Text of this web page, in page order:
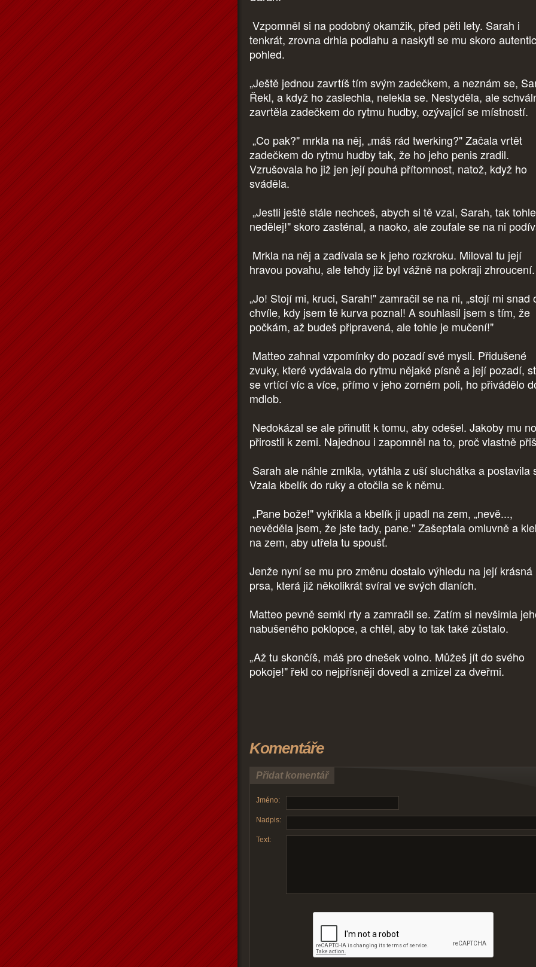
Vzpomněl si na podobný okamžik, před pěti lety. Sarah i
tenkrát, zrovna drhla podlahu a naskytl se mu skoro
pohled.
„Ještě jednou zavrtíš tím svým zadečkem, a neznám se,
Řekl, a když ho zaslechla, nelekla se. Nestyděla, ale
zavrtěla zadečkem do rytmu hudby, ozývající se místností.
„Co pak?" mrkla na něj, „máš rád twerking?" Začala vrtět
zadečkem do rytmu hudby tak, že ho jeho penis zradil.
Vzrušovala ho již jen její pouhá přítomnost, natož, když ho
sváděla.
„Jestli ještě stále nechceš, abych si tě vzal, Sarah, tak tohle
nedělej!" skoro zasténal, a naoko, ale zoufale se na ni
Mrkla na něj a zadívala se k jeho rozkroku. Miloval tu její
hravou povahu, ale tehdy již byl vážně na pokraji zhroucení.
„Jo! Stojí mi, kruci, Sarah!" zamračil se na ni, „stojí mi snad
chvíle, kdy jsem tě kurva poznal! A souhlasil jsem s tím, že
počkám, až budeš připravená, ale tohle je mučení!"
Matteo zahnal vzpomínky do pozadí své mysli. Přidušené
zvuky, které vydávala do rytmu nějaké písně a její pozadí,
se vrtící víc a více, přímo v jeho zorném poli, ho přivádělo
mdlob.
Nedokázal se ale přinutit k tomu, aby odešel. Jakoby mu
přirostli k zemi. Najednou i zapomněl na to, proč vlastně
Sarah ale náhle zmlkla, vytáhla z uší sluchátka a postavila
Vzala kbelík do ruky a otočila se k němu.
„Pane bože!" vykřikla a kbelík ji upadl na zem, „nevě...,
nevěděla jsem, že jste tady, pane." Zašeptala omluvně a
na zem, aby utřela tu spoušť.
Jenže nyní se mu pro změnu dostalo výhledu na její krásná
prsa, která již několikrát svíral ve svých dlaních.
Matteo pevně semkl rty a zamračil se. Zatím si nevšimla
nabušeného poklopce, a chtěl, aby to tak také zůstalo.
„Až tu skončíš, máš pro dnešek volno. Můžeš jít do svého
pokoje!" řekl co nejpřísněji dovedl a zmizel za dveřmi.
Komentáře
Přidat komentář
Jméno:
Nadpis:
Text: